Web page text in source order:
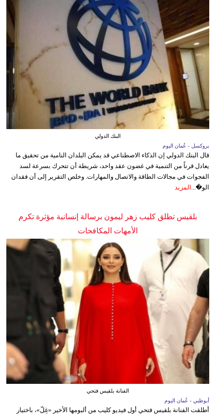
البنك الدولي
بروكسل - عُمان اليوم
قال البنك الدولي إن الذكاء الاصطناعي قد يمكن البلدان النامية من تحقيق ما
يعادل قرناً من التنمية في غضون عقد واحد، شريطة أن تتحرك بسرعة لسد
الفجوات في مجالات الطاقة والاتصال والمهارات. وخلص التقرير إلى أن فقدان
الو�...
المزيد
بلقيس تطلق كليب زهر ليمون برسالة إنسانية مؤثرة تكرم
الأمهات المكافحات
الفنانة بلقيس فتحي
أبوظبي - عُمان اليوم
أطلقت الفنانة بلقيس فتحي أول فيديو كليب من ألبومها الأخير «غِلّ»، باختيار